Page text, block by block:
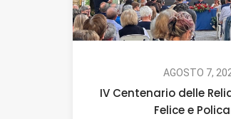
AGOSTO 7,
IV Centenario delle
Felice e